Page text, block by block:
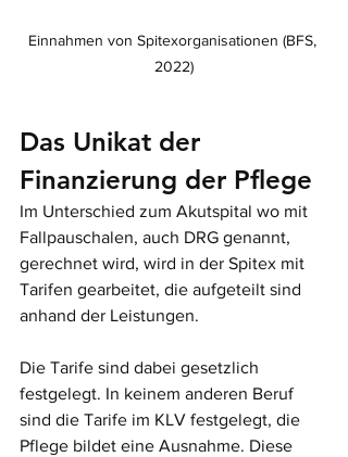
Einnahmen von Spitexorganisationen (BFS,
2022)
Das Unikat der
Finanzierung der Pflege
Im Unterschied zum Akutspital wo mit
Fallpauschalen, auch DRG genannt,
gerechnet wird, wird in der Spitex mit
Tarifen gearbeitet, die aufgeteilt sind
anhand der Leistungen.
Die Tarife sind dabei gesetzlich
festgelegt. In keinem anderen Beruf
sind die Tarife im KLV festgelegt, die
Pflege bildet eine Ausnahme. Diese